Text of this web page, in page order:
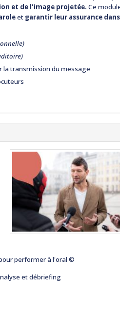
et de l'image projetée. Ce
et garantir leur assurance
la transmission du message
performer à l'oral ©
et débriefing